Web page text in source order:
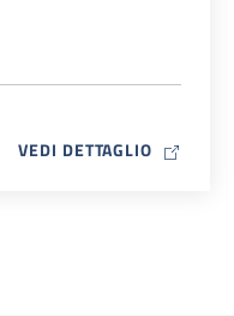
VEDI DETTAGLIO MAP ICON